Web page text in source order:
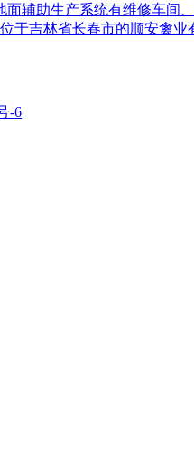
辅助生产系统有维修车间
于吉林省长春市的顺安禽
-6